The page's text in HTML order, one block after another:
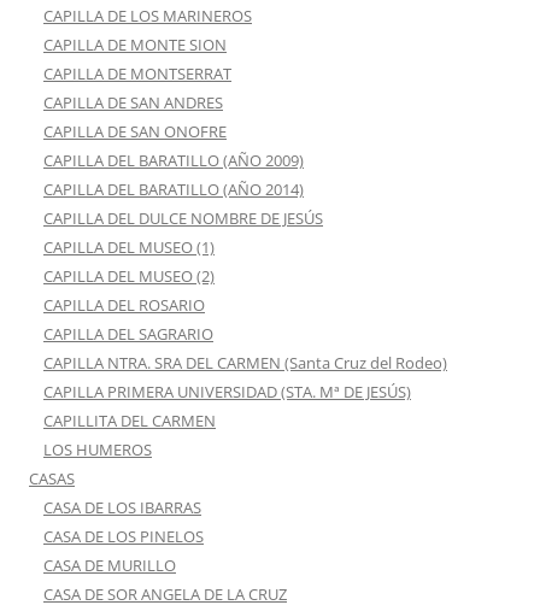
CAPILLA DE LOS MARINEROS
CAPILLA DE MONTE SION
CAPILLA DE MONTSERRAT
CAPILLA DE SAN ANDRES
CAPILLA DE SAN ONOFRE
CAPILLA DEL BARATILLO (AÑO 2009)
CAPILLA DEL BARATILLO (AÑO 2014)
CAPILLA DEL DULCE NOMBRE DE JESÚS
CAPILLA DEL MUSEO (1)
CAPILLA DEL MUSEO (2)
CAPILLA DEL ROSARIO
CAPILLA DEL SAGRARIO
CAPILLA NTRA. SRA DEL CARMEN (Santa Cruz del Rodeo)
CAPILLA PRIMERA UNIVERSIDAD (STA. Mª DE JESÚS)
CAPILLITA DEL CARMEN
LOS HUMEROS
CASAS
CASA DE LOS IBARRAS
CASA DE LOS PINELOS
CASA DE MURILLO
CASA DE SOR ANGELA DE LA CRUZ